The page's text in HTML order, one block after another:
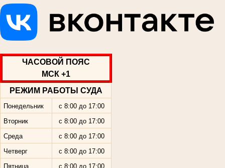
ЧАСОВОЙ ПОЯС
МСК +1
РЕЖИМ РАБОТЫ СУДА
Понедельник
с 8:00 до 17:00
Вторник
с 8:00 до 17:00
Среда
с 8:00 до 17:00
Четверг
с 8:00 до 17:00
Пятница
с 8:00 до 17:00